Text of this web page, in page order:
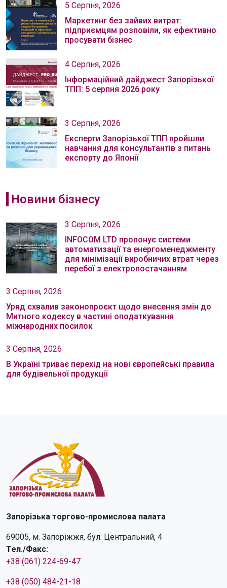
5 Серпня, 2026
Маркетинг без зайвих витрат:
підприємцям розповіли, як ефективно
просувати бізнес
4 Серпня, 2026
Інформаційний дайджест Запорізької
ТПП: 5 серпня 2026 року
3 Серпня, 2026
Експерти Запорізької ТПП пройшли
навчання для консультантів з питань
експорту до Японії
Новини бізнесу
3 Серпня, 2026
INFOCOM LTD пропонує системи
автоматизації та енергоменеджменту
для мінімізації виробничих втрат через
перебої з електропостачанням
3 Серпня, 2026
Уряд схвалив законопроєкт щодо внесення змін до
Митного кодексу в частині оподаткування
міжнародних посилок
3 Серпня, 2026
В Україні триває перехід на нові європейські правила
для будівельної продукції
Запорізька торгово-промислова палата
69005, м. Запоріжжя, бул. Центральний, 4
Тел./Факс:
+38 (061) 224-69-47
+38 (050) 484-21-18